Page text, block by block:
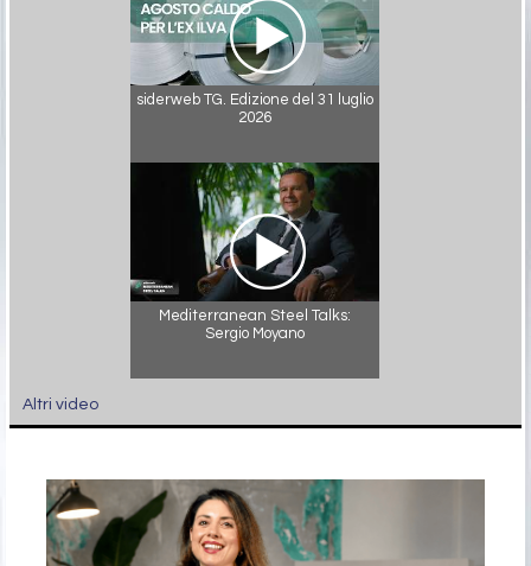
siderweb TG. Edizione del 31 luglio
2026
Mediterranean Steel Talks:
Sergio Moyano
Altri video